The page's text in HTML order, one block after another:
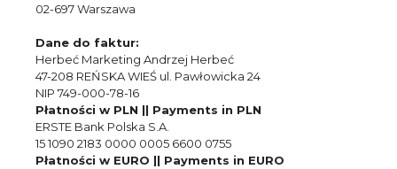
02-697 Warszawa
Dane do faktur:
Herbeć Marketing Andrzej Herbeć
47-208 REŃSKA WIEŚ ul. Pawłowicka 24
NIP 749-000-78-16
Płatności w PLN || Payments in PLN
ERSTE Bank Polska S.A.
15 1090 2183 0000 0005 6600 0755
Płatności w EURO || Payments in EURO